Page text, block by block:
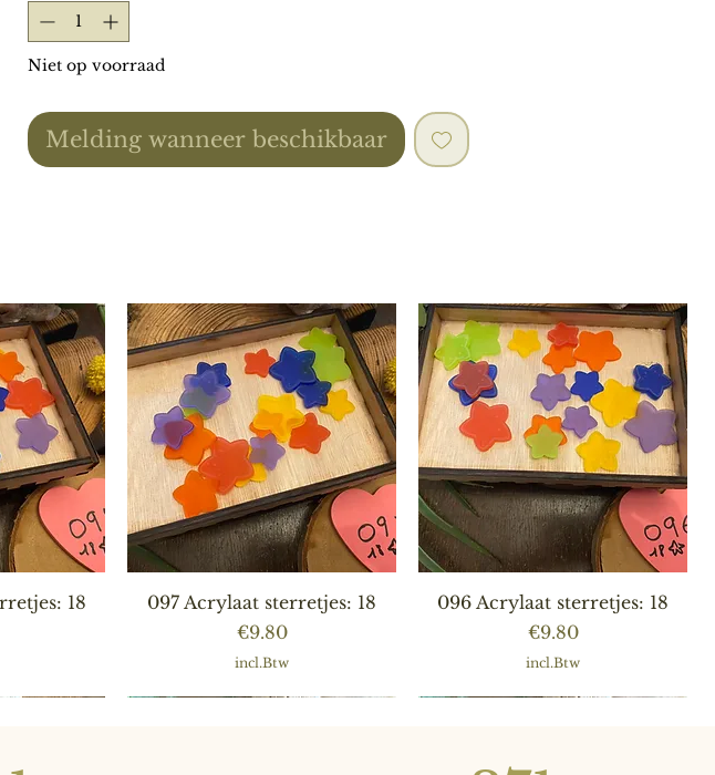
Niet op voorraad
Melding wanneer beschikbaar
18
Snel overzicht
097 Acrylaat sterretjes: 18
Prijs
€9.80
incl.Btw
Snel overzicht
096 Acrylaat sterretjes: 18
Prijs
€9.80
incl.Btw